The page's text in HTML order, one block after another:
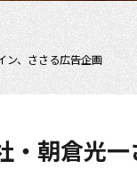
ン、ささる広告企画
・朝倉光